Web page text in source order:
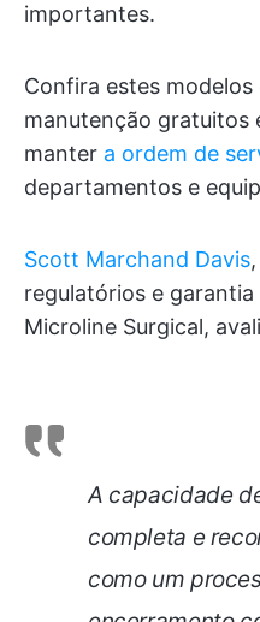
importantes.
Confira estes
manutenção gratuitos
manter a ordem de
departamentos e
Scott Marchand Davis
regulatórios e garantia
Microline Surgical,
A capacidade
completa e
como um